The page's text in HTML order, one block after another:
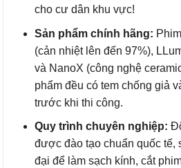
cho cư dân khu vực!
Sản phẩm chính hãng:
(cản nhiệt lên đến 97%),
và NanoX (công nghệ
phẩm đều có tem chống giả
trước khi thi công.
Quy trình chuyên nghiệp:
được đào tạo chuẩn quốc tế,
đại để làm sạch kính, cắt